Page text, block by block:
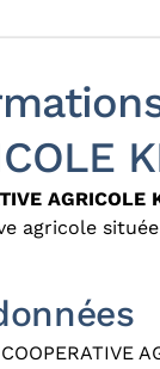
AGRICOLE
agricole
COOPERATIVE